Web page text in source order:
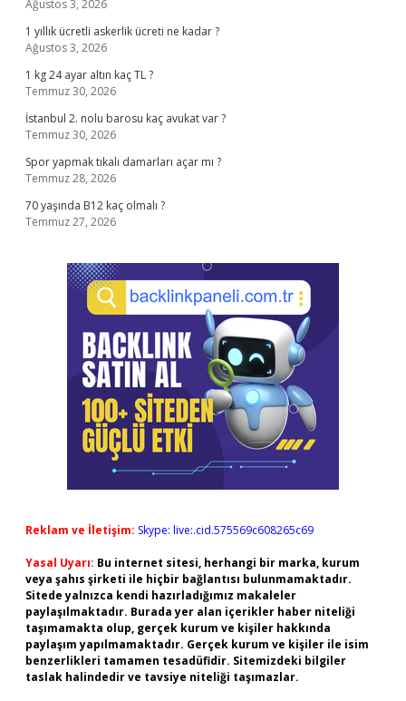
Ağustos 3, 2026
1 yıllık ücretli askerlik ücreti ne kadar ?
Ağustos 3, 2026
1 kg 24 ayar altın kaç TL ?
Temmuz 30, 2026
İstanbul 2. nolu barosu kaç avukat var ?
Temmuz 30, 2026
Spor yapmak tıkalı damarları açar mı ?
Temmuz 28, 2026
70 yaşında B12 kaç olmalı ?
Temmuz 27, 2026
Reklam ve İletişim: Skype: live:.cid.575569c608265c69
Yasal Uyarı: Bu internet sitesi, herhangi bir marka, kurum
veya şahıs şirketi ile hiçbir bağlantısı bulunmamaktadır.
Sitede yalnızca kendi hazırladığımız makaleler
paylaşılmaktadır. Burada yer alan içerikler haber niteliği
taşımamakta olup, gerçek kurum ve kişiler hakkında
paylaşım yapılmamaktadır. Gerçek kurum ve kişiler ile isim
benzerlikleri tamamen tesadüfidir. Sitemizdeki bilgiler
taslak halindedir ve tavsiye niteliği taşımazlar.